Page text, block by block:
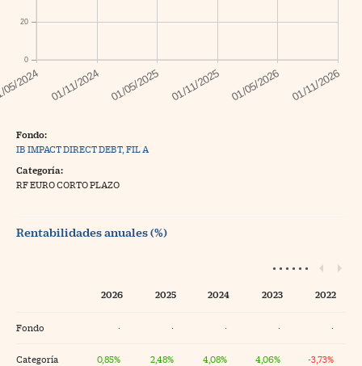
0
20
Fondo:
IB IMPACT DIRECT DEBT, FIL A
Categoría:
RF EURO CORTO PLAZO
Rentabilidades anuales (%)
2026 2025 2024 2023 2022
Fondo · · · · ·
Categoría 0,85% 2,48% 4,08% 4,06% -3,73%